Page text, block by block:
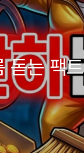
돋는 팩트